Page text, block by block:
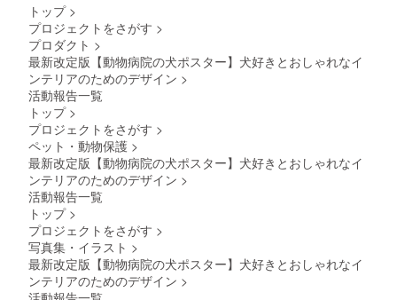
輸160サ
要とな
ります)
況、製
造工程
定」月
の月末
島へは
別途中
をご案
内しま
トップ >
プロジェクトをさがす >
プロダクト >
最新改定版【動物病院の犬ポスター】犬好きとおしゃれなイ
ンテリアのためのデザイン >
活動報告一覧
トップ >
プロジェクトをさがす >
ペット・動物保護 >
最新改定版【動物病院の犬ポスター】犬好きとおしゃれなイ
ンテリアのためのデザイン >
活動報告一覧
トップ >
プロジェクトをさがす >
写真集・イラスト >
最新改定版【動物病院の犬ポスター】犬好きとおしゃれなイ
ンテリアのためのデザイン >